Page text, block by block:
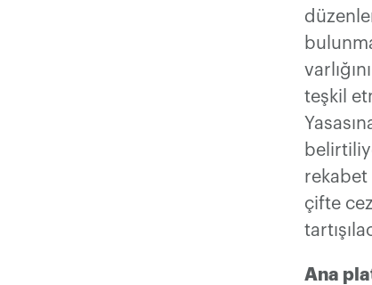
teşkil
rekabet
çifte
Ana